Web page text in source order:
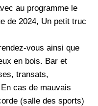
au programme le
de 2024, Un petit truc
vous ainsi que
en bois. Bar et
transats,
cas de mauvais
(salle des sports)